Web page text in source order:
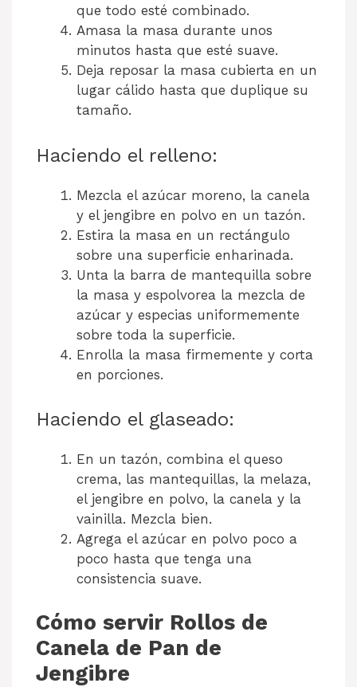
que todo esté combinado.
Amasa la masa durante unos
minutos hasta que esté suave.
Deja reposar la masa cubierta en un
lugar cálido hasta que duplique su
tamaño.
Haciendo el relleno:
Mezcla el azúcar moreno, la canela
y el jengibre en polvo en un tazón.
Estira la masa en un rectángulo
sobre una superficie enharinada.
Unta la barra de mantequilla sobre
la masa y espolvorea la mezcla de
azúcar y especias uniformemente
sobre toda la superficie.
Enrolla la masa firmemente y corta
en porciones.
Haciendo el glaseado:
En un tazón, combina el queso
crema, las mantequillas, la melaza,
el jengibre en polvo, la canela y la
vainilla. Mezcla bien.
Agrega el azúcar en polvo poco a
poco hasta que tenga una
consistencia suave.
Cómo servir Rollos de
Canela de Pan de
Jengibre